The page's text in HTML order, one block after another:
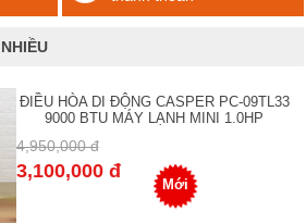
ĐIỀU HÒA DI ĐỘNG CASPER PC-09TL33
9000 BTU MÁY LẠNH MINI 1.0HP
4,950,000 đ
3,100,000 đ
Mới